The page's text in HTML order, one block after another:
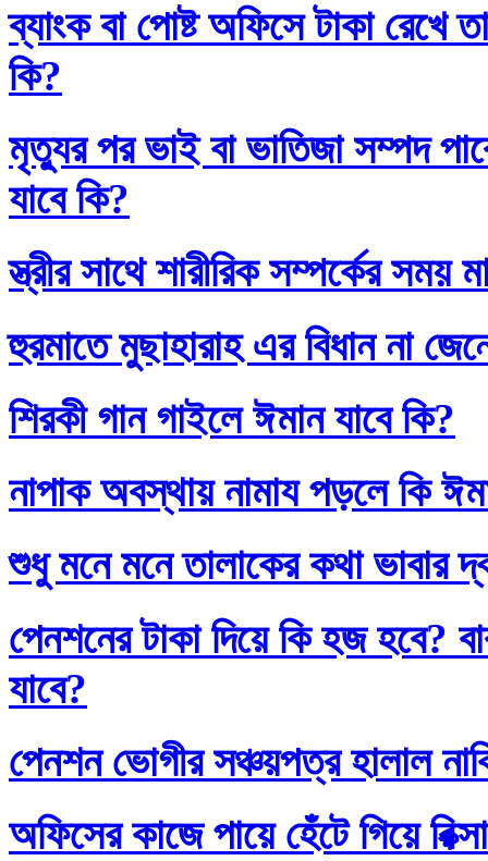
ব্যাংক বা পোষ্ট অফিসে টাকা রেখে
কি?
মৃত্যুর পর ভাই বা ভাতিজা সম্পদ
যাবে কি?
স্ত্রীর সাথে শারীরিক সম্পর্কের
হুরমাতে মুছাহারাহ এর বিধান না
শিরকী গান গাইলে ঈমান যাবে কি?
নাপাক অবস্থায় নামায পড়লে কি
শুধু মনে মনে তালাকের কথা ভাবার
পেনশনের টাকা দিয়ে কি হজ হবে?
যাবে?
পেনশন ভোগীর সঞ্চয়পত্র হালাল
অফিসের কাজে পায়ে হেঁটে গিয়ে